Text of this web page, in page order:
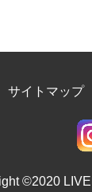
サイトマップ
©2020